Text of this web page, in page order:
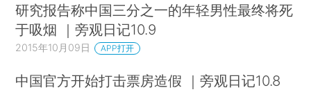
研究报告称中国三分之一的年轻男性最终将死
于吸烟 ｜旁观日记10.9
2015年10月09日 APP打开
中国官方开始打击票房造假 ｜旁观日记10.8